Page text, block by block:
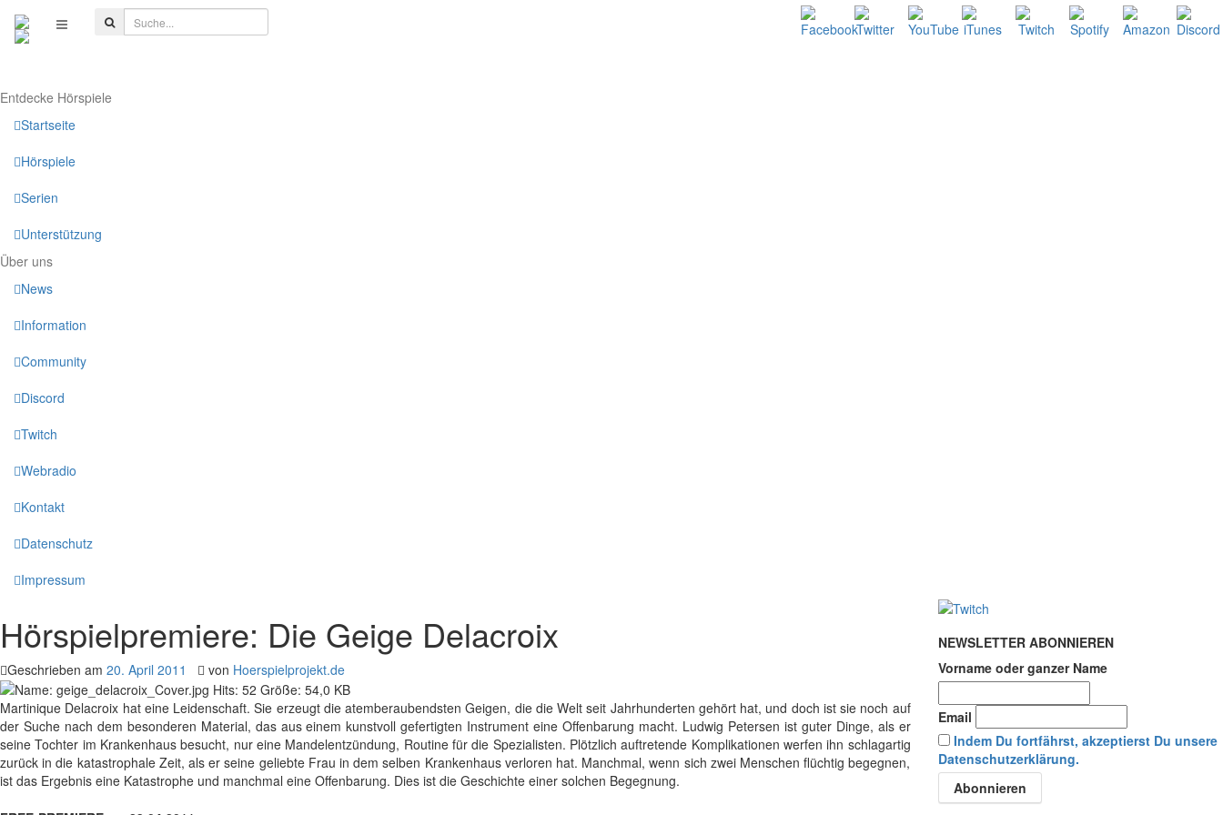
Entdecke Hörspiele
Startseite
Hörspiele
Serien
Unterstützung
Über uns
News
Information
Community
Discord
Twitch
Webradio
Kontakt
Datenschutz
Impressum
Hörspielpremiere: Die Geige Delacroix
Geschrieben am 20. April 2011 von Hoerspielprojekt.de
Martinique Delacroix hat eine Leidenschaft. Sie erzeugt die atemberaubendsten Geigen, die die Welt seit Jahrhunderten gehört hat, und doch ist sie noch auf
der Suche nach dem besonderen Material, das aus einem kunstvoll gefertigten Instrument eine Offenbarung macht. Ludwig Petersen ist guter Dinge, als er
seine Tochter im Krankenhaus besucht, nur eine Mandelentzündung, Routine für die Spezialisten. Plötzlich auftretende Komplikationen werfen ihn schlagartig
zurück in die katastrophale Zeit, als er seine geliebte Frau in dem selben Krankenhaus verloren hat. Manchmal, wenn sich zwei Menschen flüchtig begegnen,
ist das Ergebnis eine Katastrophe und manchmal eine Offenbarung. Dies ist die Geschichte einer solchen Begegnung.
NEWSLETTER ABONNIEREN
Vorname oder ganzer Name
Email
Indem Du fortfährst, akzeptierst Du unsere
Datenschutzerklärung.